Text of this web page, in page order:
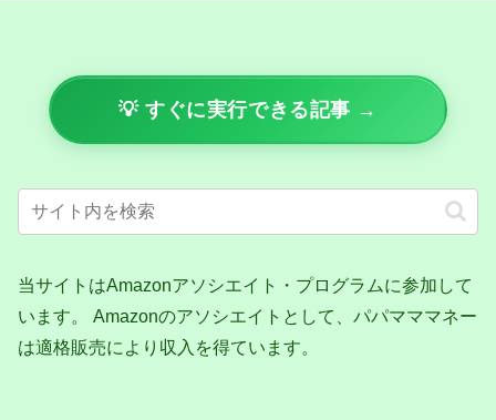
💡 すぐに実行できる記事 →
当サイトはAmazonアソシエイト・プログラムに参加して
います。 Amazonのアソシエイトとして、パパマママネー
は適格販売により収入を得ています。